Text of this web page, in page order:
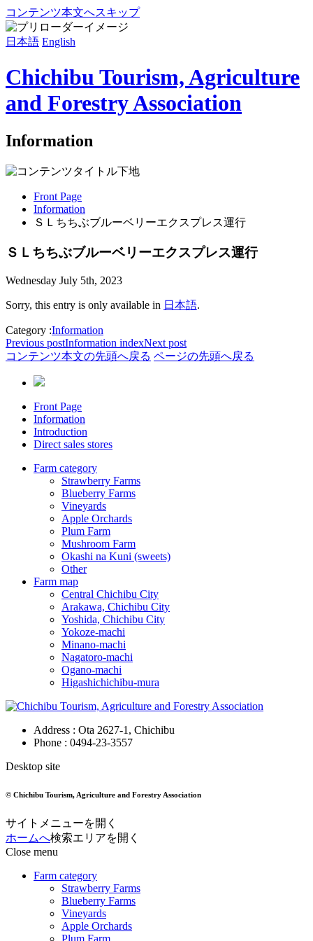
コンテンツ本文へスキップ
日本語 English
Chichibu Tourism, Agriculture
and Forestry Association
Information
Front Page
Information
ＳＬちちぶブルーベリーエクスプレス運行
ＳＬちちぶブルーベリーエクスプレス運行
Wednesday July 5th, 2023
Sorry, this entry is only available in 日本語.
Category :Information
Previous postInformation indexNext post
コンテンツ本文の先頭へ戻る ページの先頭へ戻る
Front Page
Information
Introduction
Direct sales stores
Farm category
Strawberry Farms
Blueberry Farms
Vineyards
Apple Orchards
Plum Farm
Mushroom Farm
Okashi na Kuni (sweets)
Other
Farm map
Central Chichibu City
Arakawa, Chichibu City
Yoshida, Chichibu City
Yokoze-machi
Minano-machi
Nagatoro-machi
Ogano-machi
Higashichichibu-mura
Address : Ota 2627-1, Chichibu
Phone : 0494-23-3557
Desktop site
© Chichibu Tourism, Agriculture and Forestry Association
サイトメニューを開く
ホームへ検索エリアを開く
Close menu
Farm category
Strawberry Farms
Blueberry Farms
Vineyards
Apple Orchards